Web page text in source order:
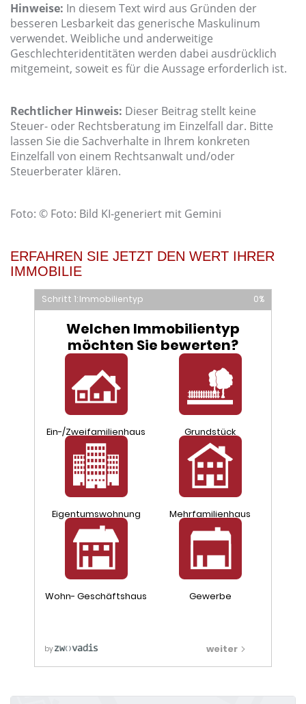
Hinweise: In diesem Text wird aus Gründen der
besseren Lesbarkeit das generische Maskulinum
verwendet. Weibliche und anderweitige
Geschlechteridentitäten werden dabei ausdrücklich
mitgemeint, soweit es für die Aussage erforderlich ist.
Rechtlicher Hinweis: Dieser Beitrag stellt keine
Steuer- oder Rechtsberatung im Einzelfall dar. Bitte
lassen Sie die Sachverhalte in Ihrem konkreten
Einzelfall von einem Rechtsanwalt und/oder
Steuerberater klären.
Foto: © Foto: Bild KI-generiert mit Gemini
ERFAHREN SIE JETZT DEN WERT IHRER
IMMOBILIE